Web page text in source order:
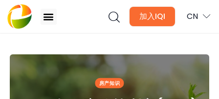
加入IQI CN
文章
房产知识